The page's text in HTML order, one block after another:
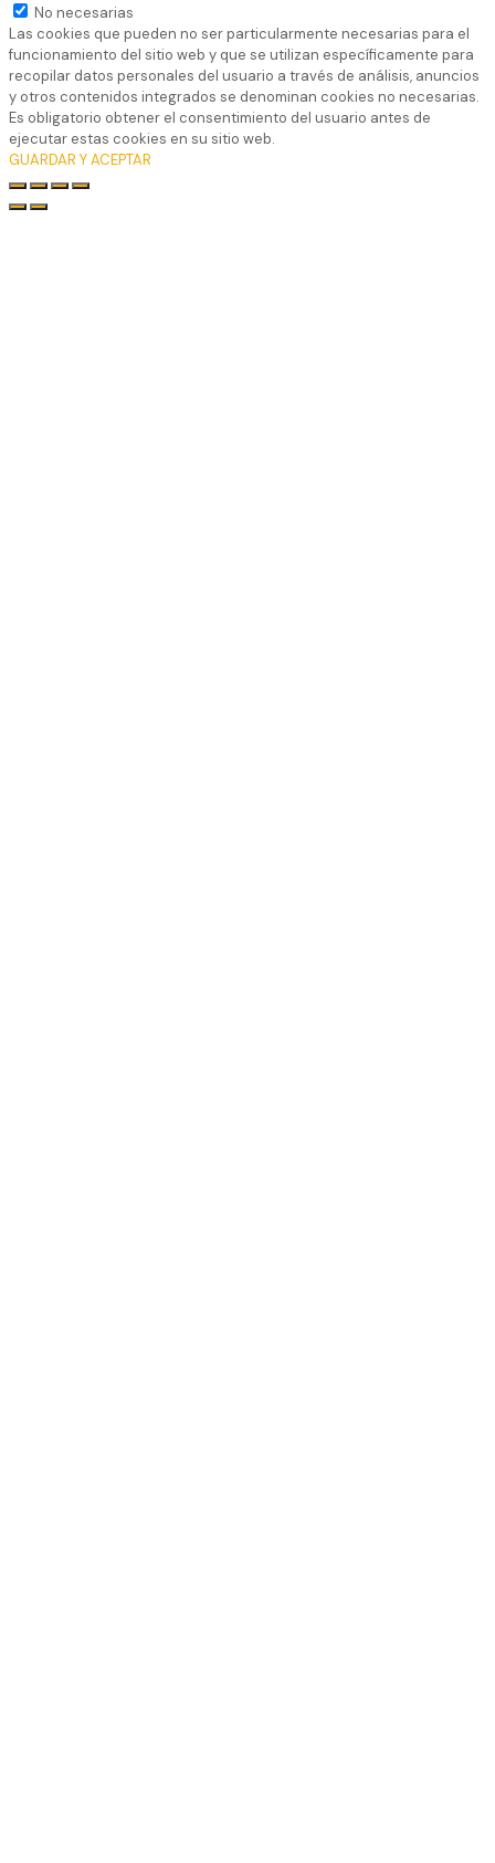
No necesarias
Las cookies que pueden no ser particularmente necesarias para el
funcionamiento del sitio web y que se utilizan específicamente para
recopilar datos personales del usuario a través de análisis, anuncios
y otros contenidos integrados se denominan cookies no necesarias.
Es obligatorio obtener el consentimiento del usuario antes de
ejecutar estas cookies en su sitio web.
GUARDAR Y ACEPTAR